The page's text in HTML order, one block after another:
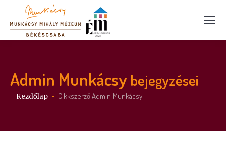
Admin Munkácsy bejegyzései
Itt vagy:
Kezdőlap Cikkszerző Admin Munkácsy